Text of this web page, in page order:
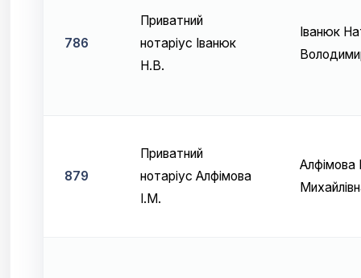
786
Приватний
нотаріус Іванюк
Н.В.
Іванюк
879
Приватний
нотаріус Алфімова
І.М.
Алфімова